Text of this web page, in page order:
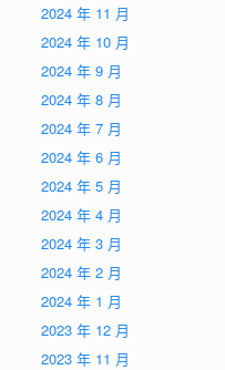
2024 年 11 月
2024 年 10 月
2024 年 9 月
2024 年 8 月
2024 年 7 月
2024 年 6 月
2024 年 5 月
2024 年 4 月
2024 年 3 月
2024 年 2 月
2024 年 1 月
2023 年 12 月
2023 年 11 月